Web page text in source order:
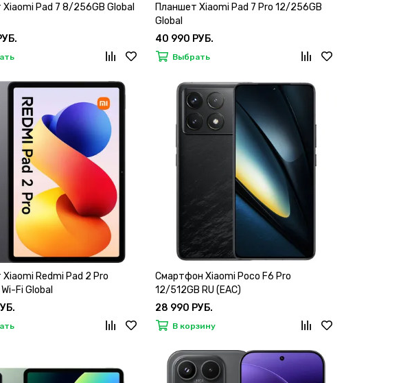
Pad 7 8/256GB Global
Планшет Xiaomi Pad 7 Pro 12/256GB
Global
40 990 РУБ.
Выбрать
Redmi Pad 2 Pro
Fi Global
Смартфон Xiaomi Poco F6 Pro
12/512GB RU (EAC)
28 990 РУБ.
В корзину